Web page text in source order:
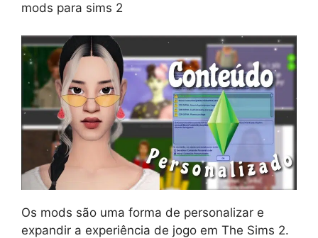
mods para sims 2
Os mods são uma forma de personalizar e
expandir a experiência de jogo em The Sims 2.